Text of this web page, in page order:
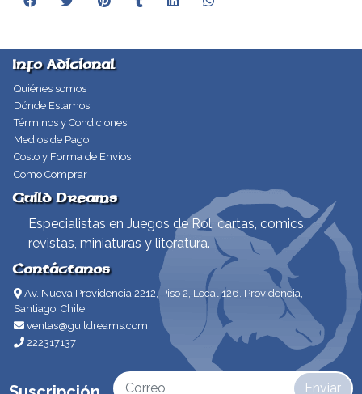
Info Adicional
Quiénes somos
Dónde Estamos
Términos y Condiciones
Medios de Pago
Costo y Forma de Envíos
Como Comprar
Guild Dreams
Especialistas en Juegos de Rol, cartas, comics,
revistas, miniaturas y literatura.
Contáctanos
Av. Nueva Providencia 2212, Piso 2, Local 126. Providencia,
Santiago, Chile.
ventas@guildreams.com
222317137
Enviar